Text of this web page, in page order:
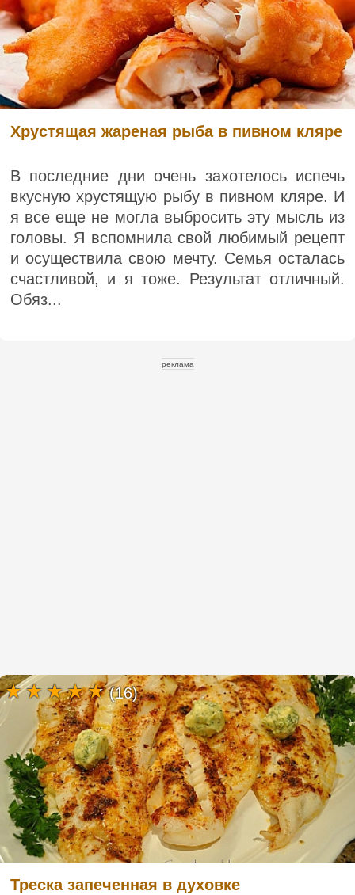
Хрустящая жареная рыба в пивном кляре
В последние дни очень захотелось испечь
вкусную хрустящую рыбу в пивном кляре. И
я все еще не могла выбросить эту мысль из
головы. Я вспомнила свой любимый рецепт
и осуществила свою мечту. Семья осталась
счастливой, и я тоже. Результат отличный.
Обяз...
реклама
Треска запеченная в духовке
(16)